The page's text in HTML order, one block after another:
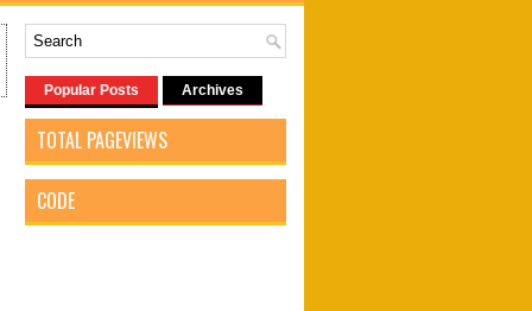
Popular Posts Archives
TOTAL PAGEVIEWS
CODE